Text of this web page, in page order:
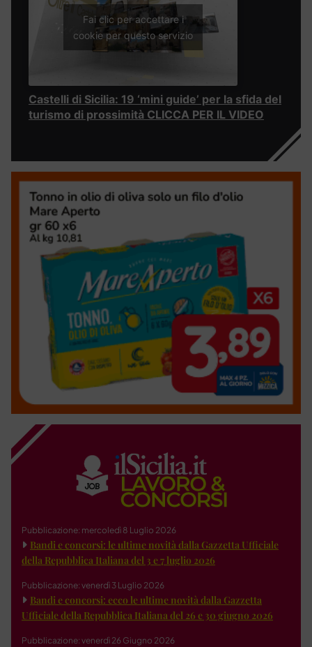
Fai clic per accettare i
cookie per questo servizio
Castelli di Sicilia: 19 ‘mini guide’ per la sfida del
turismo di prossimità CLICCA PER IL VIDEO
Pubblicazione: mercoledì 8 Luglio 2026
Bandi e concorsi: le ultime novità dalla Gazzetta Ufficiale
della Repubblica Italiana del 3 e 7 luglio 2026
Pubblicazione: venerdì 3 Luglio 2026
Bandi e concorsi: ecco le ultime novità dalla Gazzetta
Ufficiale della Repubblica Italiana del 26 e 30 giugno 2026
Pubblicazione: venerdì 26 Giugno 2026